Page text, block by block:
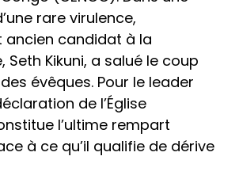
rare virulence,
ancien candidat à la
Seth Kikuni, a salué le coup
évêques. Pour le leader
de l’Église
l’ultime rempart
à ce qu’il qualifie de dérive